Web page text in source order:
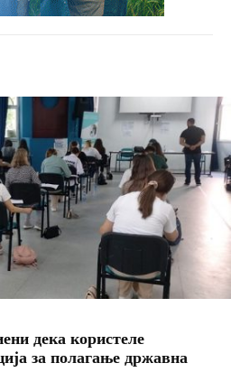
дека користеле
за полагање државна